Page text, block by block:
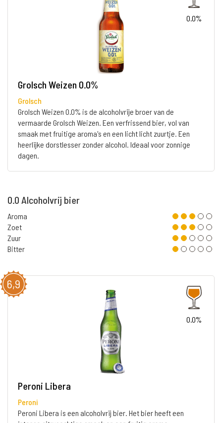
0.0%
Grolsch Weizen 0.0%
Grolsch
Grolsch Weizen 0.0% is de alcoholvrije broer van de
vermaarde Grolsch Weizen. Een verfrissend bier, vol van
smaak met fruitige aroma's en een licht licht zuurtje. Een
heerlijke dorstlesser zonder alcohol. Ideaal voor zonnige
dagen.
0.0 Alcoholvrij bier
Aroma
Zoet
Zuur
Bitter
6,9
0.0%
Peroni Libera
Peroni
Peroni Libera is een alcoholvrij bier. Het bier heeft een